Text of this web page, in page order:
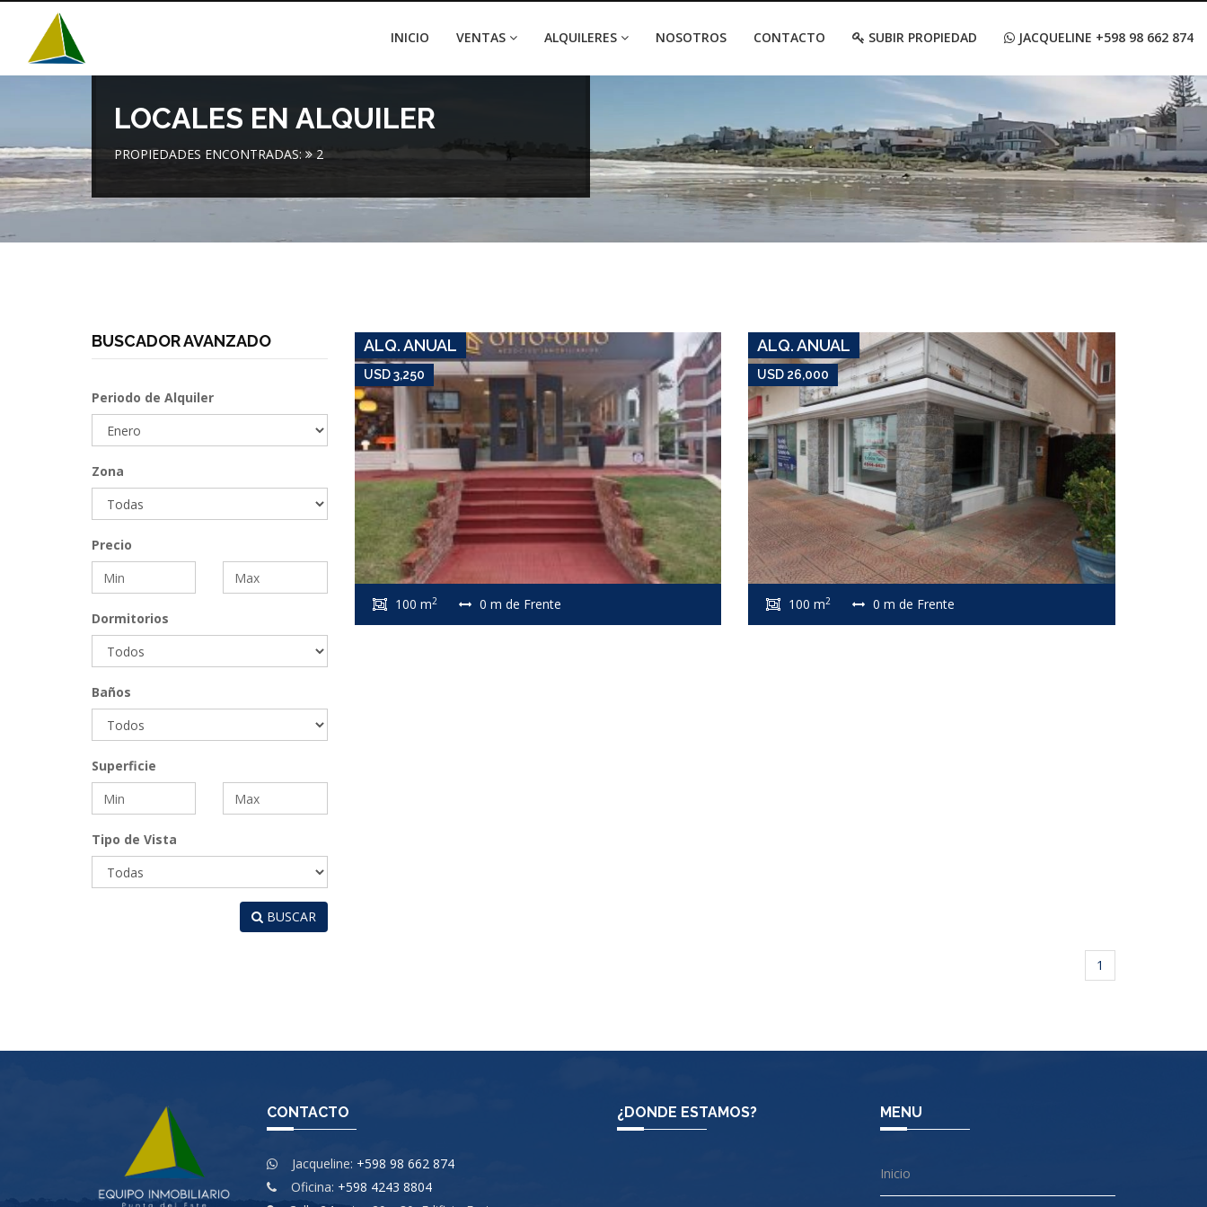
INICIO VENTAS ALQUILERES NOSOTROS CONTACTO SUBIR PROPIEDAD JACQUELINE +598 98 662 874
LOCALES EN ALQUILER
PROPIEDADES ENCONTRADAS: 2
BUSCADOR AVANZADO
Periodo de Alquiler
Zona
Precio
Dormitorios
Baños
Superficie
Tipo de Vista
BUSCAR
ALQ. ANUAL
USD 3,250
100 m2 0 m de Frente
USD 26,000
ALQ. ANUAL
USD 26,000
100 m2 0 m de Frente
1
CONTACTO
Jacqueline: +598 98 662 874
Oficina: +598 4243 8804
¿DONDE ESTAMOS? MENU
Inicio